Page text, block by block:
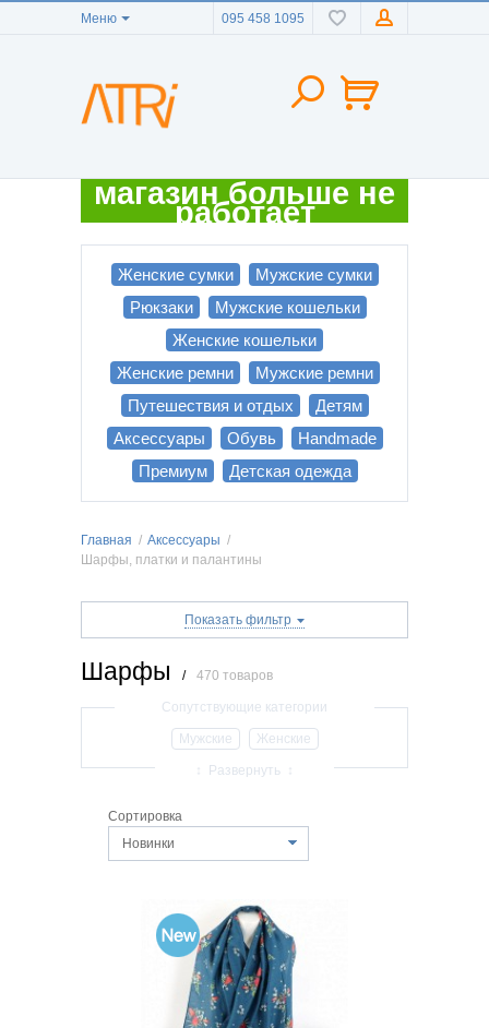
Меню 095 458 1095
магазин больше не
работает
Женские сумки
Мужские сумки
Рюкзаки
Мужские кошельки
Женские кошельки
Женские ремни
Мужские ремни
Путешествия и отдых
Детям
Аксессуары
Обувь
Handmade
Премиум
Детская одежда
Главная / Аксессуары /
Шарфы, платки и палантины
Показать фильтр
Шарфы / 470 товаров
Мужские
Женские
Шерстяные шарфы
Палантины
Шелковые шарфы
Шарфы-кардиганы
↕ Развернуть ↕
Сортировка
Новинки